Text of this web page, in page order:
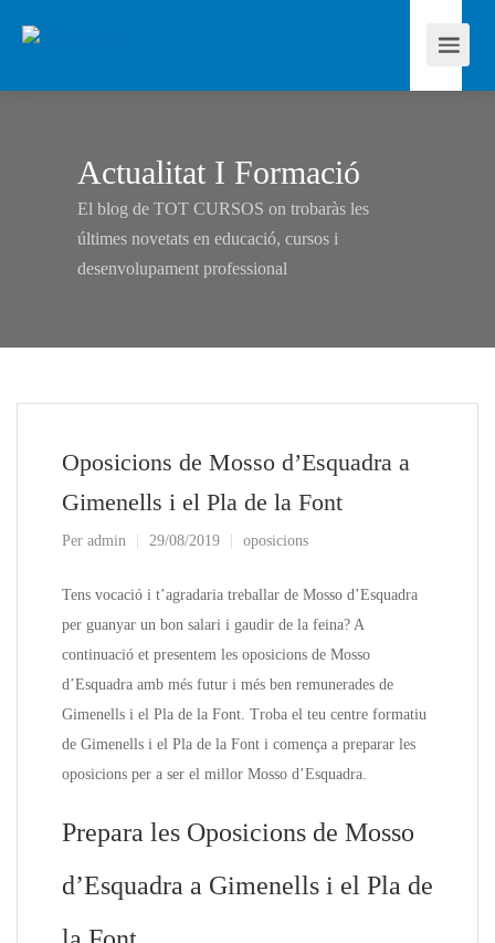
Actualitat I Formació
El blog de TOT CURSOS on trobaràs les
últimes novetats en educació, cursos i
desenvolupament professional
Oposicions de Mosso d’Esquadra a
Gimenells i el Pla de la Font
Per admin 29/08/2019 oposicions
Tens vocació i t’agradaria treballar de Mosso d’Esquadra
per guanyar un bon salari i gaudir de la feina? A
continuació et presentem les oposicions de Mosso
d’Esquadra amb més futur i més ben remunerades de
Gimenells i el Pla de la Font. Troba el teu centre formatiu
de Gimenells i el Pla de la Font i comença a preparar les
oposicions per a ser el millor Mosso d’Esquadra.
Prepara les Oposicions de Mosso
d’Esquadra a Gimenells i el Pla de